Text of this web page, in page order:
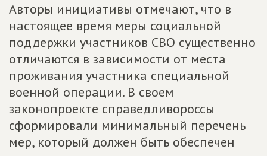
Авторы инициативы отмечают, что в
настоящее время меры социальной
поддержки участников СВО существенно
отличаются в зависимости от места
проживания участника специальной
военной операции. В своем
законопроекте справедливороссы
сформировали минимальный перечень
мер, который должен быть обеспечен